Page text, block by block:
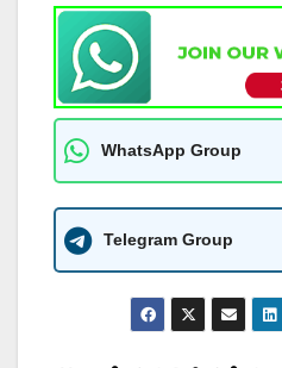
WhatsApp Group
Telegram Group